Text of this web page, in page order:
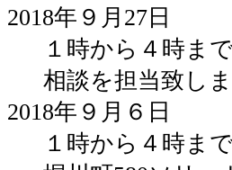
2018年９月27日
１時から４時ま
相談を担当致しま
2018年９月６日
１時から４時ま